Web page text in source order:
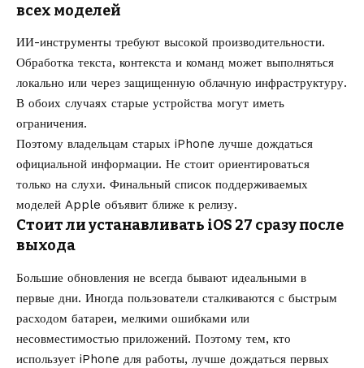
всех моделей
ИИ-инструменты требуют высокой производительности.
Обработка текста, контекста и команд может выполняться
локально или через защищенную облачную инфраструктуру.
В обоих случаях старые устройства могут иметь
ограничения.
Поэтому владельцам старых iPhone лучше дождаться
официальной информации. Не стоит ориентироваться
только на слухи. Финальный список поддерживаемых
моделей Apple объявит ближе к релизу.
Стоит ли устанавливать iOS 27 сразу после
выхода
Большие обновления не всегда бывают идеальными в
первые дни. Иногда пользователи сталкиваются с быстрым
расходом батареи, мелкими ошибками или
несовместимостью приложений. Поэтому тем, кто
использует iPhone для работы, лучше дождаться первых